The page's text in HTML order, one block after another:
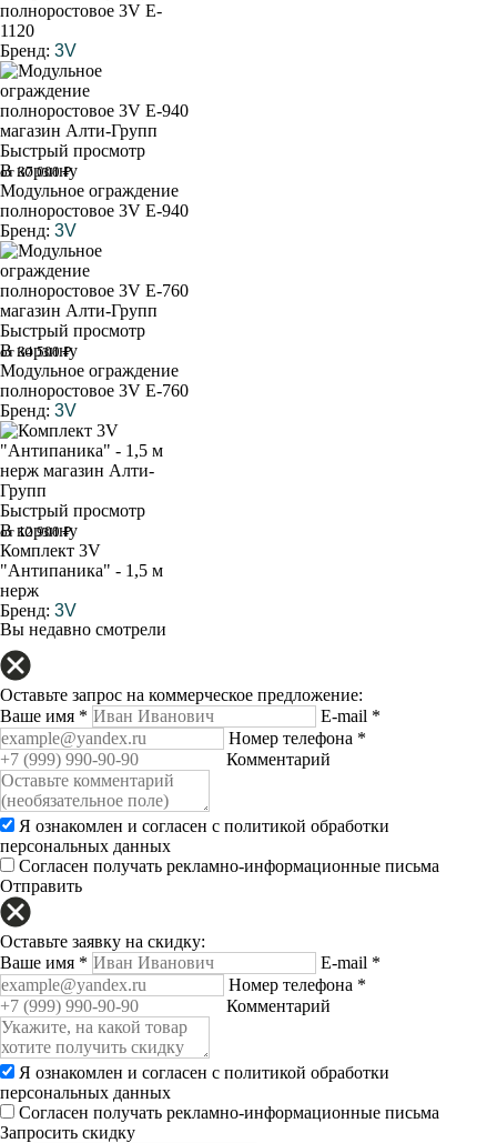
полноростовое 3V E-
1120
Бренд: 3V
Быстрый просмотр
В корзину
от 37 000 ₽
Модульное ограждение
полноростовое 3V E-940
Бренд: 3V
Быстрый просмотр
В корзину
от 34 500 ₽
Модульное ограждение
полноростовое 3V E-760
Бренд: 3V
Быстрый просмотр
В корзину
от 12 900 ₽
Комплект 3V
"Антипаника" - 1,5 м
нерж
Бренд: 3V
Вы недавно смотрели
Оставьте запрос на коммерческое предложение:
Ваше имя * E-mail *
Номер телефона *
Комментарий
Я ознакомлен и согласен с политикой обработки
персональных данных
Согласен получать рекламно-информационные письма
Отправить
Оставьте заявку на скидку:
Ваше имя * E-mail *
Номер телефона *
Комментарий
Я ознакомлен и согласен с политикой обработки
персональных данных
Согласен получать рекламно-информационные письма
Запросить скидку